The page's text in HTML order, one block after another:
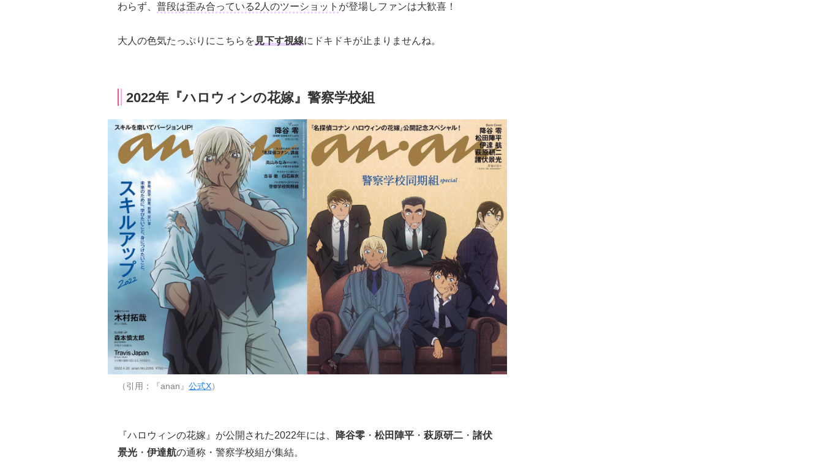
わらず、 普段は歪み合っている2人のツーショット が登場しファンは大歓喜！
大人の色気たっぷりにこちらを見下す視線にドキドキが止まりませんね。
2022年『ハロウィンの花嫁』警察学校組
（引用：『anan』 公式X）
『ハロウィンの花嫁』が公開された2022年には、 降谷零 ・ 松田陣平 ・ 萩原研二 ・ 諸伏
景光 ・ 伊達航の通称・警察学校組が集結。